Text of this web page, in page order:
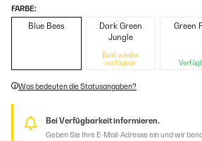
FARBE:
Blue Bees
Dark Green
Jungle
Bald wieder
verfügbar
Green
Was bedeuten die Statusangaben?
Bei Verfügbarkeit informieren.
Geben Sie Ihre E-Mail-Adresse ein und wir